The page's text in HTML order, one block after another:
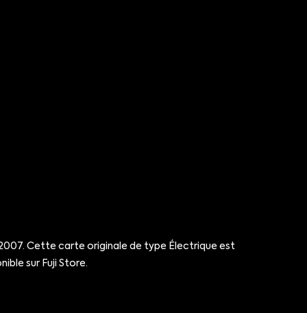
2007. Cette carte originale de type Électrique est
sur Fuji Store.